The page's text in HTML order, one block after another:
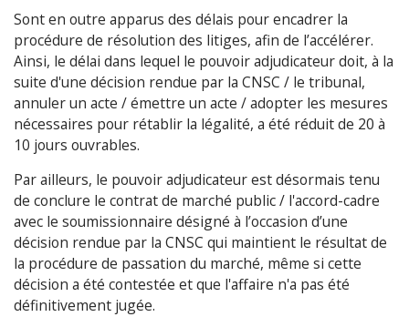
Sont en outre apparus des délais pour encadrer la
procédure de résolution des litiges, afin de l’accélérer.
Ainsi, le délai dans lequel le pouvoir adjudicateur doit, à la
suite d'une décision rendue par la CNSC / le tribunal,
annuler un acte / émettre un acte / adopter les mesures
nécessaires pour rétablir la légalité, a été réduit de 20 à
10 jours ouvrables.
Par ailleurs, le pouvoir adjudicateur est désormais tenu
de conclure le contrat de marché public / l'accord-cadre
avec le soumissionnaire désigné à l’occasion d’une
décision rendue par la CNSC qui maintient le résultat de
la procédure de passation du marché, même si cette
décision a été contestée et que l'affaire n'a pas été
définitivement jugée.